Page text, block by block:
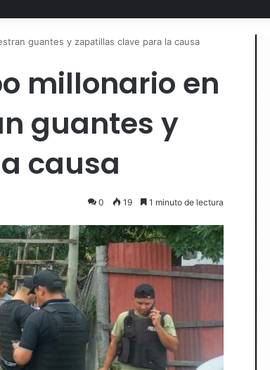
guantes y zapatillas clave para la causa
millonario en
guantes y
causa
0 19 1 minuto de lectura